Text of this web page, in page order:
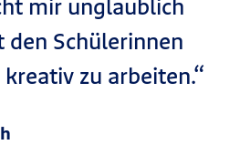
mir unglaublich
den Schülerinnen
zu arbeiten.“